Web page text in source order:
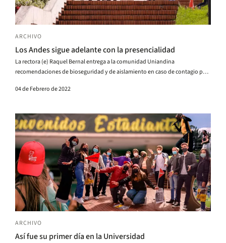
ARCHIVO
Los Andes sigue adelante con la presencialidad
La rectora (e) Raquel Bernal entrega a la comunidad Uniandina
recomendaciones de bioseguridad y de aislamiento en caso de contagio por
04 de Febrero de 2022
ARCHIVO
Así fue su primer día en la Universidad